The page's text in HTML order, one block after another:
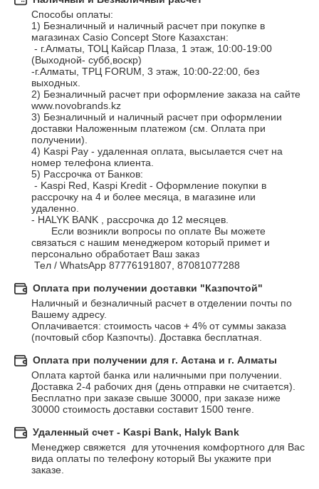
Способы оплаты:
1) Безналичный и наличный расчет при покупке в
магазинах Casio Concept Store Казахстан:
(Выходной- субб,воскр)
-г.Алматы, ТРЦ FORUM, 3 этаж, 10:00-22:00, без
выходных.
2) Безналичный расчет при оформление заказа на сайте
www.novobrands.kz
3) Безналичный и наличный расчет при оформлении
доставки Наложенным платежом (см. Оплата при
получении).
4) Kaspi Pay - удаленная оплата, высылается счет на
номер телефона клиента.
5) Рассрочка от Банков:
рассрочку на 4 и более месяца, в магазине или
удаленно.
- HALYK BANK , рассрочка до 12 месяцев.
связаться с нашим менеджером который примет и
персонально обработает Ваш заказ
Тел / WhatsApp 87776191807, 87081077288
Оплата при получении доставки "Казпочтой"
Наличный и безналичный расчет в отделении почты по
Вашему адресу.
Оплачивается: стоимость часов + 4% от суммы заказа
(почтовый сбор Казпочты). Доставка бесплатная.
Оплата при получении для г. Астана и г. Алматы
Оплата картой банка или наличными при получении.
Доставка 2-4 рабочих дня (день отправки не считается).
Бесплатно при заказе свыше 30000, при заказе ниже
30000 стоимость доставки составит 1500 тенге.
Удаленный счет - Kaspi Bank, Halyk Bank
Менеджер свяжется  для уточнения комфортного для Вас
вида оплаты по телефону который Вы укажите при
заказе.